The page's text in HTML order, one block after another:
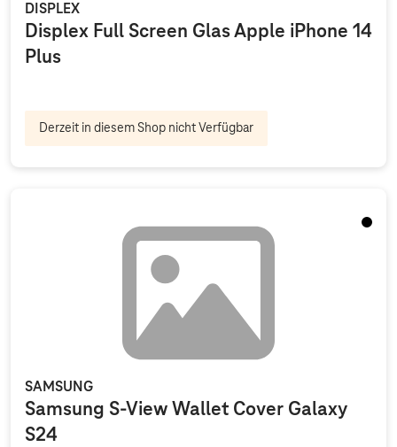
DISPLEX
Displex Full Screen Glas Apple iPhone 14
Plus
Derzeit in diesem Shop nicht Verfügbar
SAMSUNG
Samsung S-View Wallet Cover Galaxy
S24